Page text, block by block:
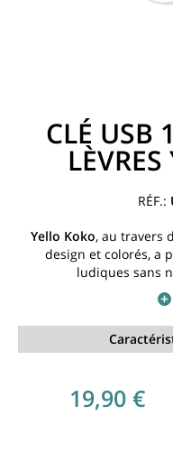
CLÉ USB
Yello Koko, au travers
design et colorés, a
ludiques sans
19,90 €